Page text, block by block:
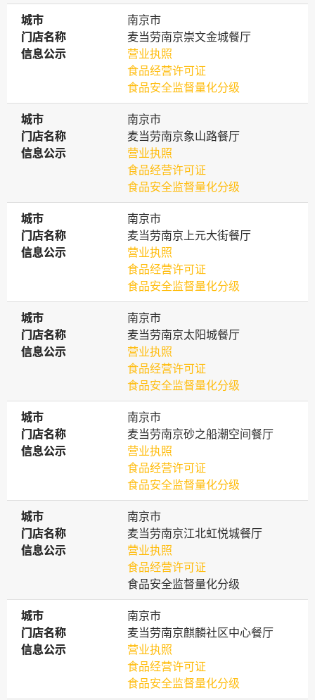
城市
城市
南京市
门店名称
门店名称
麦当劳南京崇文金城餐厅
信息公示
信息公示
营业执照
食品经营许可证
食品安全监督量化分级
城市
城市
南京市
门店名称
门店名称
麦当劳南京象山路餐厅
信息公示
信息公示
营业执照
食品经营许可证
食品安全监督量化分级
城市
城市
南京市
门店名称
门店名称
麦当劳南京上元大街餐厅
信息公示
信息公示
营业执照
食品经营许可证
食品安全监督量化分级
城市
城市
南京市
门店名称
门店名称
麦当劳南京太阳城餐厅
信息公示
信息公示
营业执照
食品经营许可证
食品安全监督量化分级
城市
城市
南京市
门店名称
门店名称
麦当劳南京砂之船潮空间餐厅
信息公示
信息公示
营业执照
食品经营许可证
食品安全监督量化分级
城市
城市
南京市
门店名称
门店名称
麦当劳南京江北虹悦城餐厅
信息公示
信息公示
营业执照
食品经营许可证
食品安全监督量化分级
城市
城市
南京市
门店名称
门店名称
麦当劳南京麒麟社区中心餐厅
信息公示
信息公示
营业执照
食品经营许可证
食品安全监督量化分级